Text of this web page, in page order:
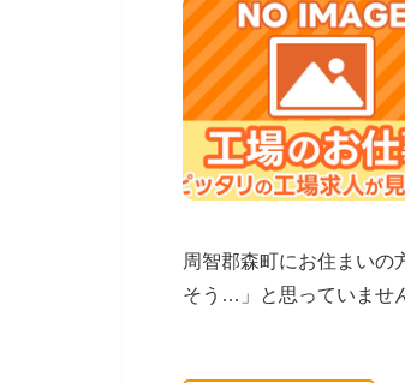
周智郡森町にお住まいの
そう…」と思っていませ